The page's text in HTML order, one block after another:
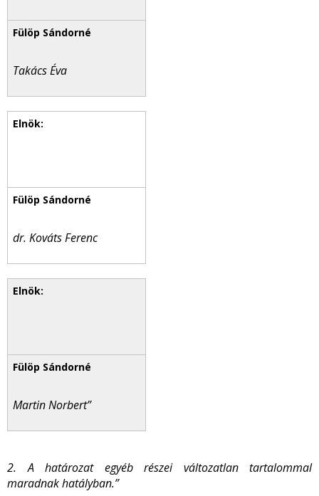
Takács Éva
dr. Kováts Ferenc
Martin Norbert”
2. A határozat egyéb részei változatlan tartalommal
maradnak hatályban.”